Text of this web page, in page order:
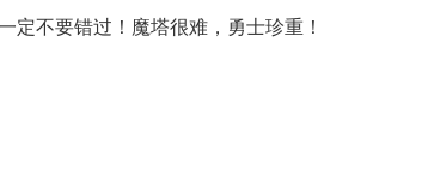
定不要错过！魔塔很难，勇士珍重！